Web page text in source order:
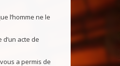
l’homme ne le
acte de
a permis de